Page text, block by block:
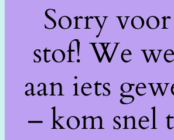
Sorry
stof! We
aan iets
– kom snel